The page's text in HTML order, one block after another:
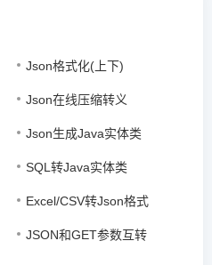
Json格式化(上下)
Json在线压缩转义
Json生成Java实体类
SQL转Java实体类
Excel/CSV转Json格式
JSON和GET参数互转